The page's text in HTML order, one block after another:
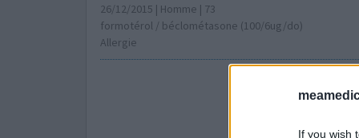
If you wish
26/12/2015 | Homme | 73
formotérol / béclométasone (100/6ug/do)
Allergie